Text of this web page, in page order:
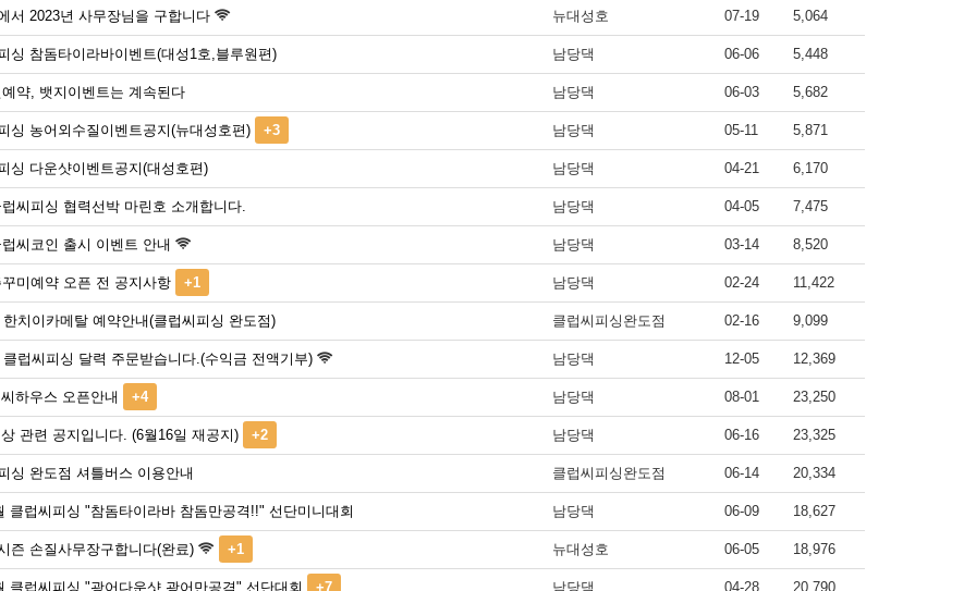
서 2023년 사무장님을 구합니다 뉴대성호 07-19 5,064
싱 참돔타이라바이벤트(대성1호,블루원편) 남당댁 06-06 5,448
약, 뱃지이벤트는 계속된다 남당댁 06-03 5,682
싱 농어외수질이벤트공지(뉴대성호편) +3 남당댁 05-11 5,871
싱 다운샷이벤트공지(대성호편) 남당댁 04-21 6,170
씨피싱 협력선박 마린호 소개합니다. 남당댁 04-05 7,475
씨코인 출시 이벤트 안내 남당댁 03-14 8,520
미예약 오픈 전 공지사항 +1 남당댁 02-24 11,422
한치이카메탈 예약안내(클럽씨피싱 완도점) 클럽씨피싱완도점 02-16 9,099
클럽씨피싱 달력 주문받습니다.(수익금 전액기부) 남당댁 12-05 12,369
하우스 오픈안내 +4 남당댁 08-01 23,250
관련 공지입니다. (6월16일 재공지) +2 남당댁 06-16 23,325
싱 완도점 셔틀버스 이용안내 클럽씨피싱완도점 06-14 20,334
클럽씨피싱 "참돔타이라바 참돔만공격!!" 선단미니대회 남당댁 06-09 18,627
즌 손질사무장구합니다(완료) +1 뉴대성호 06-05 18,976
클럽씨피싱 "광어다운샷 광어만공격" 선단대회 +7 남당댁 04-28 20,790